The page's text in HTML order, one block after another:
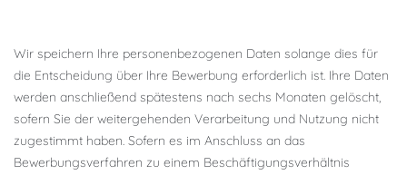
Wir speichern Ihre personenbezogenen Daten solange dies für
die Entscheidung über Ihre Bewerbung erforderlich ist. Ihre Daten
werden anschließend spätestens nach sechs Monaten gelöscht,
sofern Sie der weitergehenden Verarbeitung und Nutzung nicht
zugestimmt haben. Sofern es im Anschluss an das
Bewerbungsverfahren zu einem Beschäftigungsverhältnis